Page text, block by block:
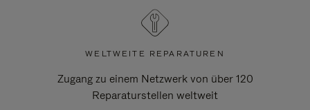
WELTWEITE REPARATUREN
Zugang zu einem Netzwerk von über 120
Reparaturstellen weltweit